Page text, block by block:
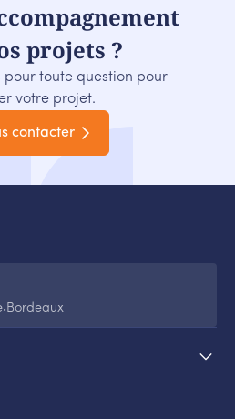
projets ?
pour toute question pour
votre projet.
contacter
‧ Bordeaux